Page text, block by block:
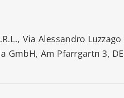
Via Alessandro
GmbH, Am Pfarrgartn 3,